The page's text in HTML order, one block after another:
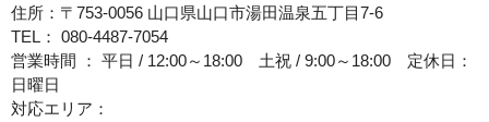
住所：〒753-0056 山口県山口市湯田温泉五丁目7-6
TEL： 080-4487-7054
営業時間 ： 平日 / 12:00～18:00 土祝 / 9:00～18:00 定休日：
日曜日
対応エリア：